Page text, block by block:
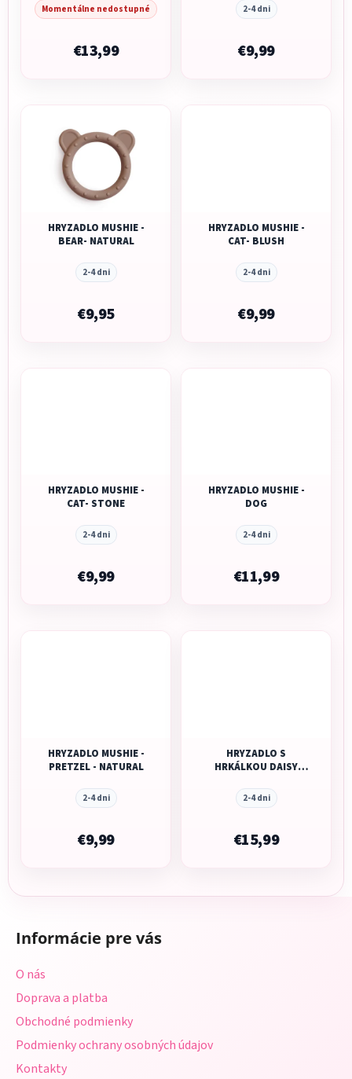
Momentálne nedostupné
€13,99
2-4 dni
€9,99
HRYZADLO MUSHIE -
BEAR- NATURAL
2-4 dni
€9,95
HRYZADLO MUSHIE -
CAT- BLUSH
2-4 dni
€9,99
HRYZADLO MUSHIE -
CAT- STONE
2-4 dni
€9,99
HRYZADLO MUSHIE -
DOG
2-4 dni
€11,99
HRYZADLO MUSHIE -
PRETZEL - NATURAL
2-4 dni
€9,99
HRYZADLO S
HRKÁLKOU DAISY
ROSE
2-4 dni
€15,99
Informácie pre vás
O nás
Doprava a platba
Obchodné podmienky
Podmienky ochrany osobných údajov
Kontakty